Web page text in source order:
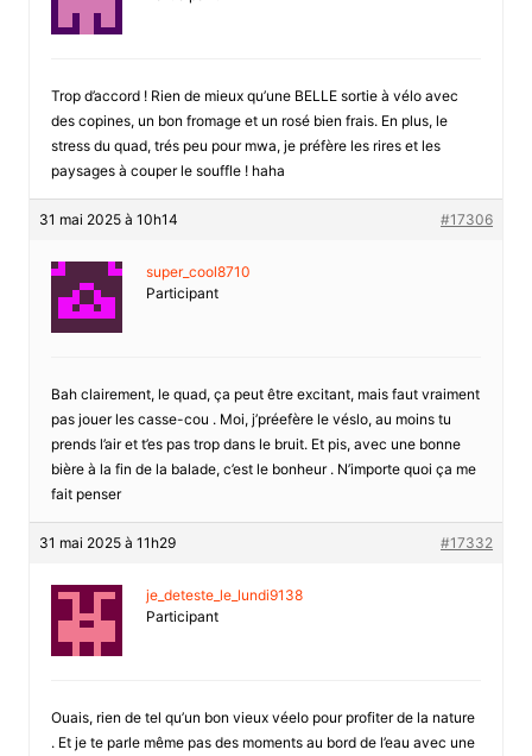
Trop d’accord ! Rien de mieux qu’une BELLE sortie à vélo avec
des copines, un bon fromage et un rosé bien frais. En plus, le
stress du quad, trés peu pour mwa, je préfère les rires et les
paysages à couper le souffle ! haha
31 mai 2025 à 10h14 #17306
super_cool8710
Participant
Bah clairement, le quad, ça peut être excitant, mais faut vraiment
pas jouer les casse-cou . Moi, j’préefère le véslo, au moins tu
prends l’air et t’es pas trop dans le bruit. Et pis, avec une bonne
bière à la fin de la balade, c’est le bonheur . N’importe quoi ça me
fait penser
31 mai 2025 à 11h29 #17332
je_deteste_le_lundi9138
Participant
Ouais, rien de tel qu’un bon vieux véelo pour profiter de la nature
. Et je te parle même pas des moments au bord de l’eau avec une